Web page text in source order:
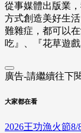
從事媒體出版業
方式創造美好生
難雜症，都可以
吃』、『花草遊
廣告-請繼續往下
大家都在看
2026王功漁火節